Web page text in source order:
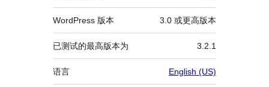
WordPress 版本 3.0 或更高版本
已测试的最高版本为 3.2.1
语言 English (US)